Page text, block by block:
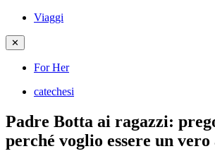
Viaggi
✕
For Her
catechesi
Padre Botta ai ragazzi:
perché voglio essere un vero